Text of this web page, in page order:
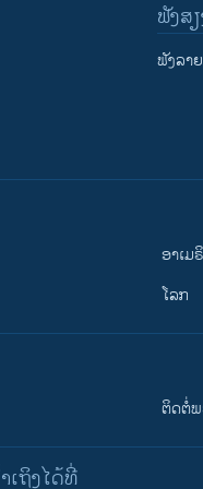
ຟັງສ
ຟັງລາ
ອາເມ
ໂລກ
ຕິດຕໍ່ພ
ເຖິງໄດ້ທີ່